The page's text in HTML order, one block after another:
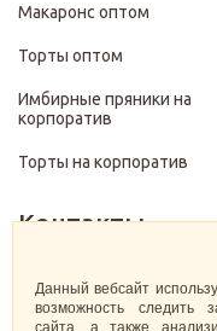
Макаронс оптом
Торты оптом
Имбирные пряники на
корпоратив
Торты на корпоратив
Контакты
+7 (499) 322-28-29
Данный вебсайт
возможность следить
сайта, а также